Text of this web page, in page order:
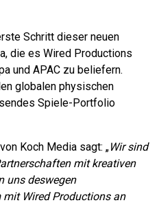
Schritt dieser neuen
die es Wired Productions
und APAC zu beliefern.
globalen physischen
Spiele-Portfolio
Koch Media sagt: „Wir sind
mit kreativen
uns deswegen
Wired Productions an